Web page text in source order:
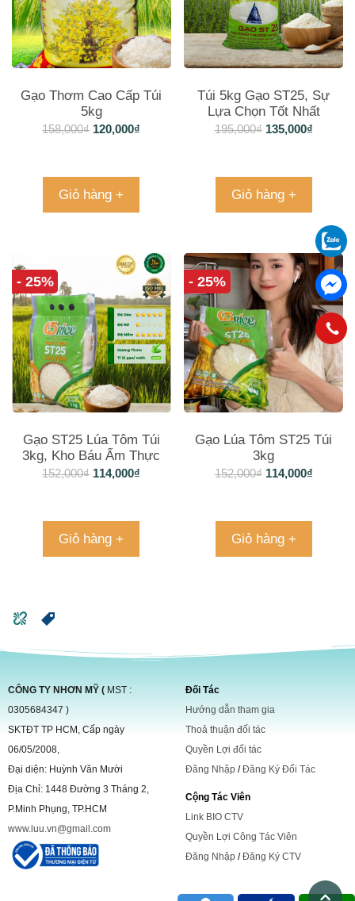
Gạo Thơm Cao Cấp Túi
5kg
158,000₫ 120,000₫
Giỏ hàng +
Túi 5kg Gạo ST25, Sự
Lựa Chọn Tốt Nhất
195,000₫ 135,000₫
Giỏ hàng +
- 25%
Gạo ST25 Lúa Tôm Túi
3kg, Kho Báu Ẩm Thực
Trong Tầm Tay Gia Đình
152,000₫ 114,000₫
Giỏ hàng +
- 25%
Gạo Lúa Tôm ST25 Túi
3kg
152,000₫ 114,000₫
Giỏ hàng +
CÔNG TY NHƠN MỸ ( MST :
0305684347 )
SKTĐT TP HCM, Cấp ngày
06/05/2008,
Đại diện: Huỳnh Văn Mười
Địa Chỉ: 1448 Đường 3 Tháng 2,
P.Minh Phụng, TP.HCM
www.luu.vn@gmail.com
Đối Tác
Hướng dẫn tham gia
Thoả thuận đối tác
Quyền Lợi đối tác
Đăng Nhập /Đăng Ký Đối Tác
Cộng Tác Viên
Link BIO CTV
Quyền Lợi Công Tác Viên
Đăng Nhập /Đăng Ký CTV